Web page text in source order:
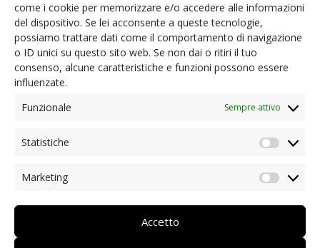
come i cookie per memorizzare e/o accedere alle informazioni
del dispositivo. Se lei acconsente a queste tecnologie,
possiamo trattare dati come il comportamento di navigazione
o ID unici su questo sito web. Se non dai o ritiri il tuo
consenso, alcune caratteristiche e funzioni possono essere
influenzate.
Funzionale
Sempre attivo
Statistiche
Marketing
Accetto
e occhiali, tute protettive e copriscarpe)e il costo
per l’acquisto e l’installazione di altri dispositivi
di protezioneche proteggono i dipendenti dalle
infezioni o aiutano a garantire la distanza di
sicurezza tra i dipendenti (come barriere e piastre
protettive). Nei costi possono rientrareanche